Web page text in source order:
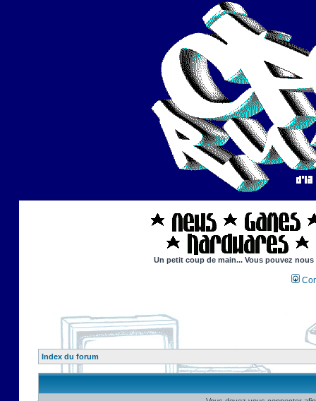
Un petit coup de main... Vous pouvez
Index du forum